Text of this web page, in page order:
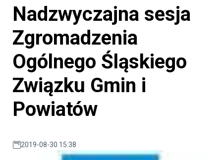
Nadzwyczajna sesja
Zgromadzenia
Ogólnego Śląskiego
Związku Gmin i
Powiatów
2019-08-30 15:38